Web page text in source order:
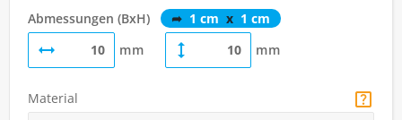
Material
Abmessungen (BxH) ➦ 1 cm x 1 cm
mm
mm